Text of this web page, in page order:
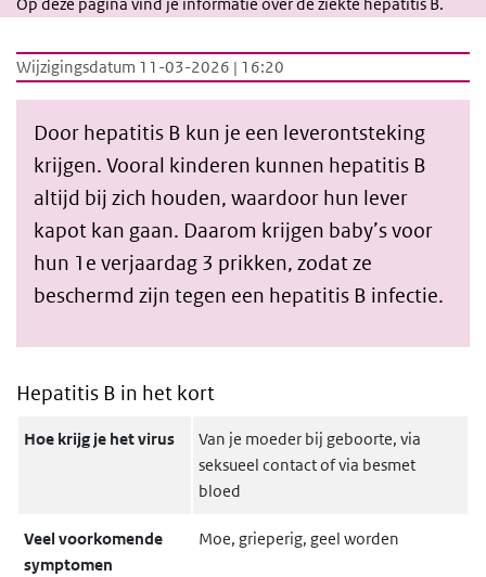
Wijzigingsdatum 11-03-2026 | 16:20
Door hepatitis B kun je een leverontsteking
krijgen. Vooral kinderen kunnen hepatitis B
altijd bij zich houden, waardoor hun lever
kapot kan gaan. Daarom krijgen baby’s voor
hun 1e verjaardag 3 prikken, zodat ze
beschermd zijn tegen een hepatitis B infectie.
Hepatitis B in het kort
Hoe krijg je het virus
Van je moeder bij geboorte, via
seksueel contact of via besmet
bloed
Veel voorkomende
symptomen
Moe, grieperig, geel worden